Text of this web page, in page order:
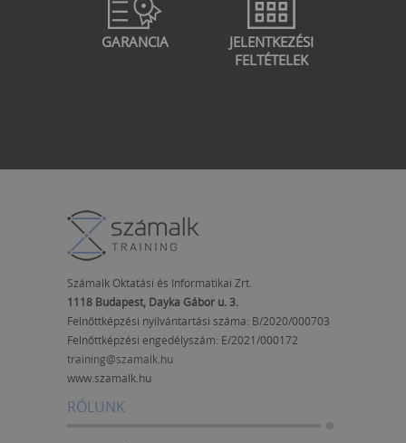
GARANCIA
JELENTKEZÉSI
FELTÉTELEK
Számalk Oktatási és Informatikai Zrt.
1118 Budapest, Dayka Gábor u. 3.
Felnőttképzési nyilvántartási száma: B/2020/000703
Felnőttképzési engedélyszám: E/2021/000172
training@szamalk.hu
www.szamalk.hu
RÓLUNK